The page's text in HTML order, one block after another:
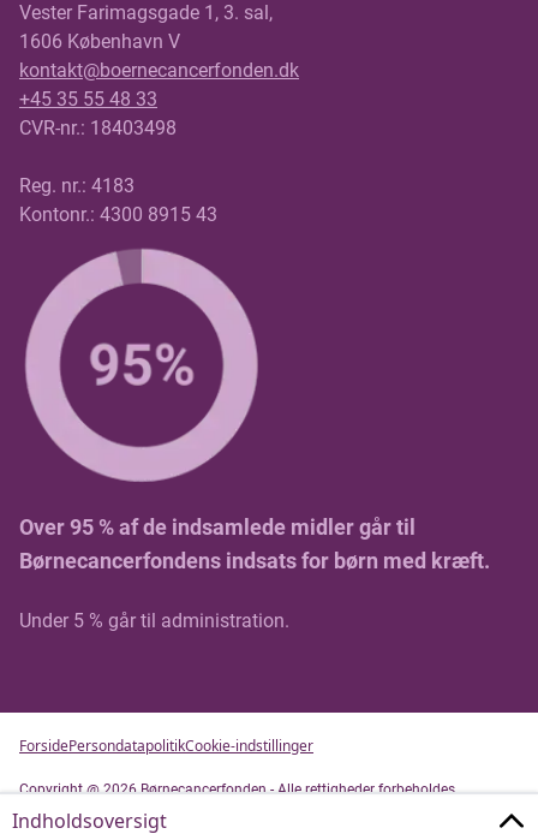
Indholdsoversigt
Magnus' historie
Vester Farimagsgade 1, 3. sal,
1606 København V
kontakt@boernecancerfonden.dk
+45 35 55 48 33
CVR-nr.: 18403498
Reg. nr.: 4183
Kontonr.: 4300 8915 43
Over 95 % af de indsamlede midler går til
Børnecancerfondens indsats for børn med kræft.
Under 5 % går til administration.
ForsidePersondatapolitikCookie-indstillinger
Copyright @ 2026 Børnecancerfonden - Alle rettigheder forbeholdes